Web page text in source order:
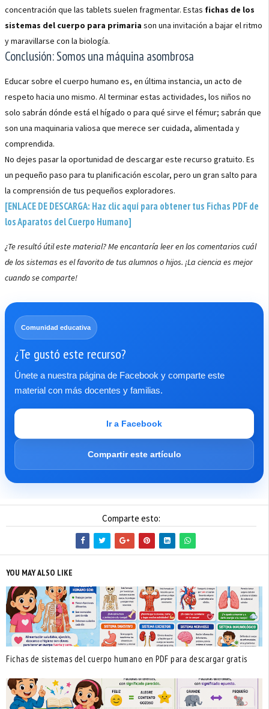
concentración que las tablets suelen fragmentar. Estas fichas de los
sistemas del cuerpo para primaria son una invitación a bajar el ritmo
y maravillarse con la biología.
Conclusión: Somos una máquina asombrosa
Educar sobre el cuerpo humano es, en última instancia, un acto de
respeto hacia uno mismo. Al terminar estas actividades, los niños no
solo sabrán dónde está el hígado o para qué sirve el fémur; sabrán que
son una maquinaria valiosa que merece ser cuidada, alimentada y
comprendida.
No dejes pasar la oportunidad de descargar este recurso gratuito. Es
un pequeño paso para tu planificación escolar, pero un gran salto para
la comprensión de tus pequeños exploradores.
[ENLACE DE DESCARGA: Haz clic aquí para obtener tus Fichas PDF de
los Aparatos del Cuerpo Humano]
¿Te resultó útil este material? Me encantaría leer en los comentarios cuál
de los sistemas es el favorito de tus alumnos o hijos. ¡La ciencia es mejor
cuando se comparte!
Comunidad educativa
¿Te gustó este recurso?
Únete a nuestra página de Facebook y comparte este
material con más docentes y familias.
Ir a Facebook
Compartir este artículo
Comparte esto:
YOU MAY ALSO LIKE
Fichas de sistemas del cuerpo humano en PDF para descargar gratis